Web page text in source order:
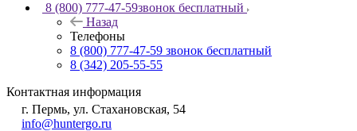
8 (800) 777-47-59звонок бесплатный
Назад
Телефоны
8 (800) 777-47-59 звонок бесплатный
8 (342) 205-55-55
Контактная информация
г. Пермь, ул. Стахановская, 54
info@huntergo.ru